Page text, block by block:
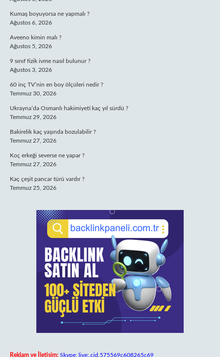
Kumaş boyuyorsa ne yapmalı ?
Ağustos 6, 2026
Aveeno kimin malı ?
Ağustos 5, 2026
9 sınıf fizik ivme nasıl bulunur ?
Ağustos 3, 2026
60 inç TV’nin en boy ölçüleri nedir ?
Temmuz 30, 2026
Ukrayna’da Osmanlı hakimiyeti kaç yıl sürdü ?
Temmuz 29, 2026
Bakirelik kaç yaşında bozulabilir ?
Temmuz 27, 2026
Koç erkeği severse ne yapar ?
Temmuz 27, 2026
Kaç çeşit pancar türü vardır ?
Temmuz 25, 2026
Reklam ve İletişim: Skype: live:.cid.575569c608265c69